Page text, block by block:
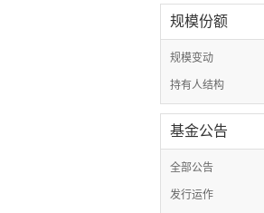
规模份额
规模变动
持有人结构
基金公告
全部公告
发行运作